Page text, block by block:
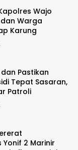
Wajo
Warga
Karung
Pastikan
Tepat Sasaran,
Patroli
2 Marinir